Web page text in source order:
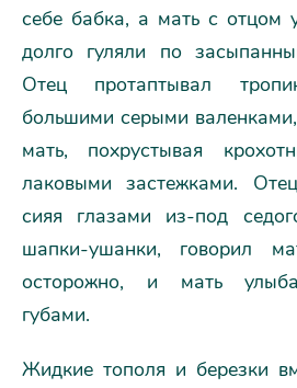
себе бабка, а мать с
долго гуляли по
Отец протаптывал
большими серыми
мать, похрустывая
лаковыми застежками.
сияя глазами из-под
шапки-ушанки, говорил
осторожно, и мать
губами.
Жидкие тополя и березки